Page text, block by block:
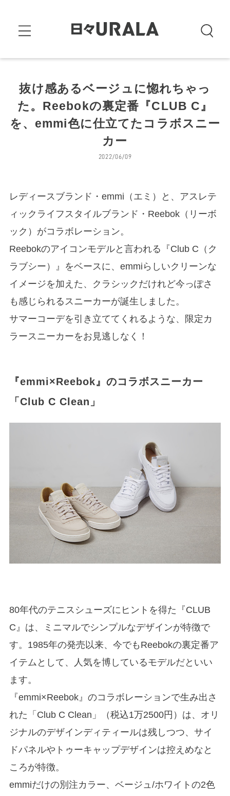
抜け感あるベージュに惚れちゃっ
た。Reebokの裏定番『CLUB C』
を、emmi色に仕立てたコラボスニー
カー
2022/06/09
レディースブランド・emmi（エミ）と、アスレテ
ィックライフスタイルブランド・Reebok（リーボ
ック）がコラボレーション。
Reebokのアイコンモデルと言われる『Club C（ク
ラブシー）』をベースに、emmiらしいクリーンな
イメージを加えた、クラシックだけれど今っぽさ
も感じられるスニーカーが誕生しました。
サマーコーデを引き立ててくれるような、限定カ
ラースニーカーをお見逃しなく！
『emmi×Reebok』のコラボスニーカー
「Club C Clean」
80年代のテニスシューズにヒントを得た『CLUB
C』は、ミニマルでシンプルなデザインが特徴で
す。1985年の発売以来、今でもReebokの裏定番ア
イテムとして、人気を博しているモデルだといい
ます。
『emmi×Reebok』のコラボレーションで生み出さ
れた「Club C Clean」（税込1万2500円）は、オリ
ジナルのデザインディティールは残しつつ、サイ
ドパネルやトゥーキャップデザインは控えめなと
ころが特徴。
emmiだけの別注カラー、ベージュ/ホワイトの2色